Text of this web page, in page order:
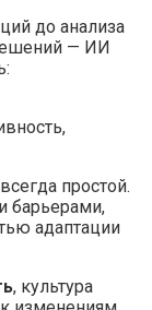
до анализа
— ИИ
простой.
барьерами,
адаптации
, культура